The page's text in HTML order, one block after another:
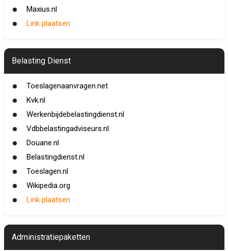
Maxius.nl
Link plaatsen
Belasting Dienst
Toeslagenaanvragen.net
Kvk.nl
Werkenbijdebelastingdienst.nl
Vdbbelastingadviseurs.nl
Douane.nl
Belastingdienst.nl
Toeslagen.nl
Wikipedia.org
Link plaatsen
Administratiepaketten